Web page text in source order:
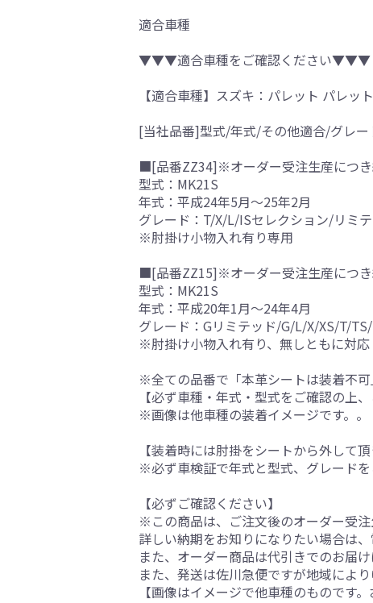
適合車種
▼▼▼適合車種をご確認ください▼▼▼
【適合車種】スズキ：パレット パレッ
[当社品番]型式/年式/その他適合/グレー
■[品番ZZ34]※オーダー受注生産につ
型式：MK21S
年式：平成24年5月～25年2月
グレード：T/X/L/ISセレクション/リミ
※肘掛け小物入れ有り専用
■[品番ZZ15]※オーダー受注生産につ
型式：MK21S
年式：平成20年1月～24年4月
グレード：Gリミテッド/G/L/X/XS/T/
※肘掛け小物入れ有り、無しともに対応
※全ての品番で「本革シートは装着不可
【必ず車種・年式・型式をご確認の上、
※画像は他車種の装着イメージです。。
【装着時には肘掛をシートから外して
※必ず車検証で年式と型式、グレード
【必ずご確認ください】
※この商品は、ご注文後のオーダー受注
詳しい納期をお知りになりたい場合は
また、オーダー商品は代引きでのお届
また、発送は佐川急便ですが地域によ
【画像はイメージで他車種のものです